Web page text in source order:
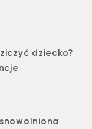
dziecko?